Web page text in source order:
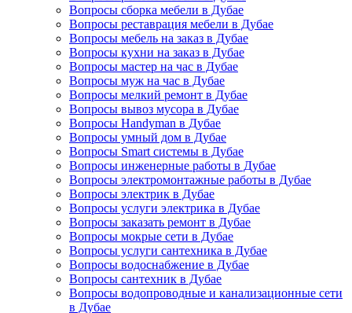
Вопросы сборка мебели в Дубае
Вопросы реставрация мебели в Дубае
Вопросы мебель на заказ в Дубае
Вопросы кухни на заказ в Дубае
Вопросы мастер на час в Дубае
Вопросы муж на час в Дубае
Вопросы мелкий ремонт в Дубае
Вопросы вывоз мусора в Дубае
Вопросы Handyman в Дубае
Вопросы умный дом в Дубае
Вопросы Smart системы в Дубае
Вопросы инженерные работы в Дубае
Вопросы электромонтажные работы в Дубае
Вопросы электрик в Дубае
Вопросы услуги электрика в Дубае
Вопросы заказать ремонт в Дубае
Вопросы мокрые сети в Дубае
Вопросы услуги сантехника в Дубае
Вопросы водоснабжение в Дубае
Вопросы сантехник в Дубае
Вопросы водопроводные и канализационные сети
в Дубае